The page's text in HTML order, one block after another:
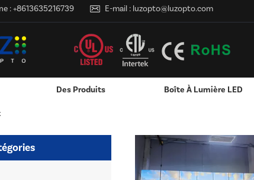
:+8613635216739 E-mail : luzopto@luzopto.com
Des Produits Boîte À Lumière LED